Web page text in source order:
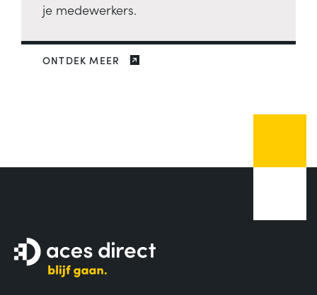
je medewerkers.
ONTDEK MEER